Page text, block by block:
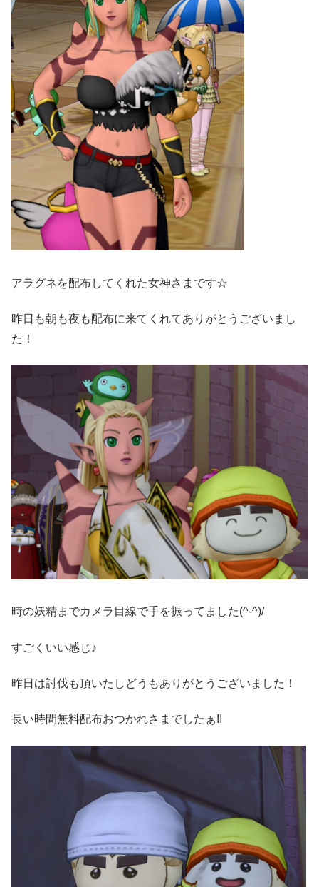
アラグネを配布してくれた女神さまです☆
昨日も朝も夜も配布に来てくれてありがとうございまし
た！
時の妖精までカメラ目線で手を振ってました(^-^)/
すごくいい感じ♪
昨日は討伐も頂いたしどうもありがとうございました！
長い時間無料配布おつかれさまでしたぁ!!